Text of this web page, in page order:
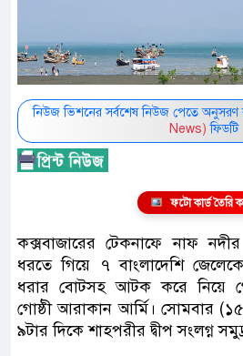
নিউজ ভিশনের সর্বশেষ নিউজ পেতে
News) ফিডটি
ফটো কার্ড তৈরি
কক্সবাজারের টেকনাফে নাফ
ধরতে গিয়ে ৭ বাংলাদেশি
ধরার বোটসহ আটক করে নিয়ে
গোষ্ঠী আরাকান আর্মি। সোমবার
৯টার দিকে শাহপরীর দ্বীপ সংলগ্ন